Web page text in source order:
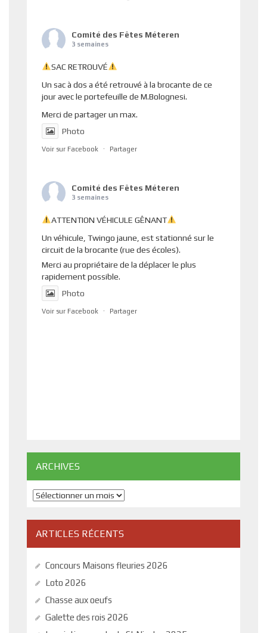
Comité des Fêtes Méteren
3 semaines
SAC RETROUVÉ
Un sac à dos a été retrouvé à la brocante de ce
jour avec le portefeuille de M.Bolognesi.
Merci de partager un max.
Photo
Voir sur Facebook · Partager
Comité des Fêtes Méteren
3 semaines
ATTENTION VÉHICULE GÊNANT
Un véhicule, Twingo jaune, est stationné sur le
circuit de la brocante (rue des écoles).
Merci au propriétaire de la déplacer le plus
rapidement possible.
Photo
Voir sur Facebook · Partager
ARCHIVES
Archives
ARTICLES RÉCENTS
Concours Maisons fleuries 2026
Loto 2026
Chasse aux oeufs
Galette des rois 2026